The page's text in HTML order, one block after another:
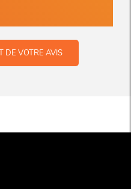
DE VOTRE AVIS